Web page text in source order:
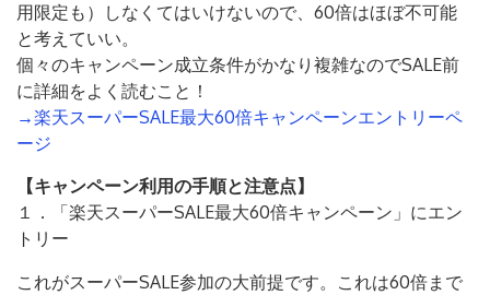
用限定も）しなくてはいけないので、60倍はほぼ不可能
と考えていい。
個々のキャンペーン成立条件がかなり複雑なのでSALE前
に詳細をよく読むこと！
→楽天スーパーSALE最大60倍キャンペーンエントリーペ
ージ
【キャンペーン利用の手順と注意点】
１．「楽天スーパーSALE最大60倍キャンペーン」にエン
トリー
これがスーパーSALE参加の大前提です。これは60倍まで